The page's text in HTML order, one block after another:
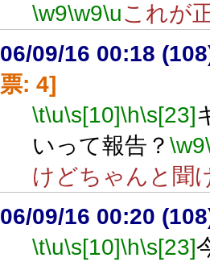
\w9\w9\uこれが
06/09/16 00:18
票: 4]
\t\u\s[10]\h\s[23]
いって報告？ \w9
けどちゃんと聞
06/09/16 00:20
\t\u\s[10]\h\s[23]